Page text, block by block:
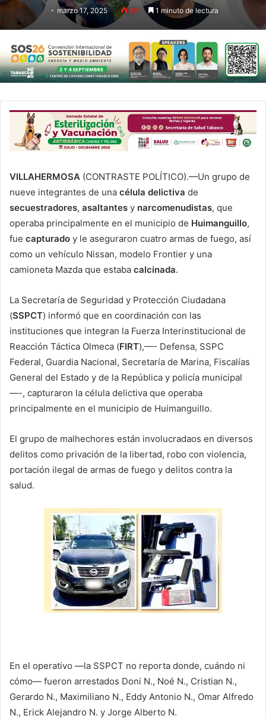
marzo 17, 2025 891 1 minuto de lectura
VILLAHERMOSA (CONTRASTE POLÍTICO).—Un grupo de
nueve integrantes de una célula delictiva de
secuestradores, asaltantes y narcomenudistas, que
operaba principalmente en el municipio de Huimanguillo,
fue capturado y le aseguraron cuatro armas de fuego, así
como un vehículo Nissan, modelo Frontier y una
camioneta Mazda que estaba calcinada.
La Secretaría de Seguridad y Protección Ciudadana
(SSPCT) informó que en coordinación con las
instituciones que integran la Fuerza Interinstitucional de
Reacción Táctica Olmeca (FIRT),—- Defensa, SSPC
Federal, Guardia Nacional, Secretaría de Marina, Fiscalías
General del Estado y de la República y policía municipal
—-, capturaron la célula delictiva que operaba
principalmente en el municipio de Huimanguillo.
El grupo de malhechores están involucradaos en diversos
delitos como privación de la libertad, robo con violencia,
portación ilegal de armas de fuego y delitos contra la
salud.
En el operativo —la SSPCT no reporta donde, cuándo ni
cómo— fueron arrestados Doni N., Noé N., Cristian N.,
Gerardo N., Maximiliano N., Eddy Antonio N., Omar Alfredo
N., Erick Alejandro N. y Jorge Alberto N.